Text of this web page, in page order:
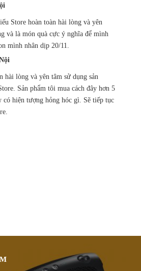
Store hoàn toàn hài lòng và yên
và là món quà cực ý nghĩa để mình
mình nhân dịp 20/11.
hài lòng và yên tâm sử dụng sản
Sản phẩm tôi mua cách đây hơn 5
có hiện tượng hỏng hóc gì. Sẽ tiếp tục